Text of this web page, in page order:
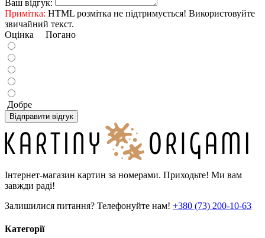
Ваш відгук:
Примітка: HTML розмітка не підтримується! Використовуйте
звичайний текст.
Оцінка Погано
Добре
Відправити відгук
Інтернет-магазин картин за номерами. Приходьте! Ми вам
завжди раді!
Залишилися питання? Телефонуйте нам! +380 (73) 200-10-63
Категорії